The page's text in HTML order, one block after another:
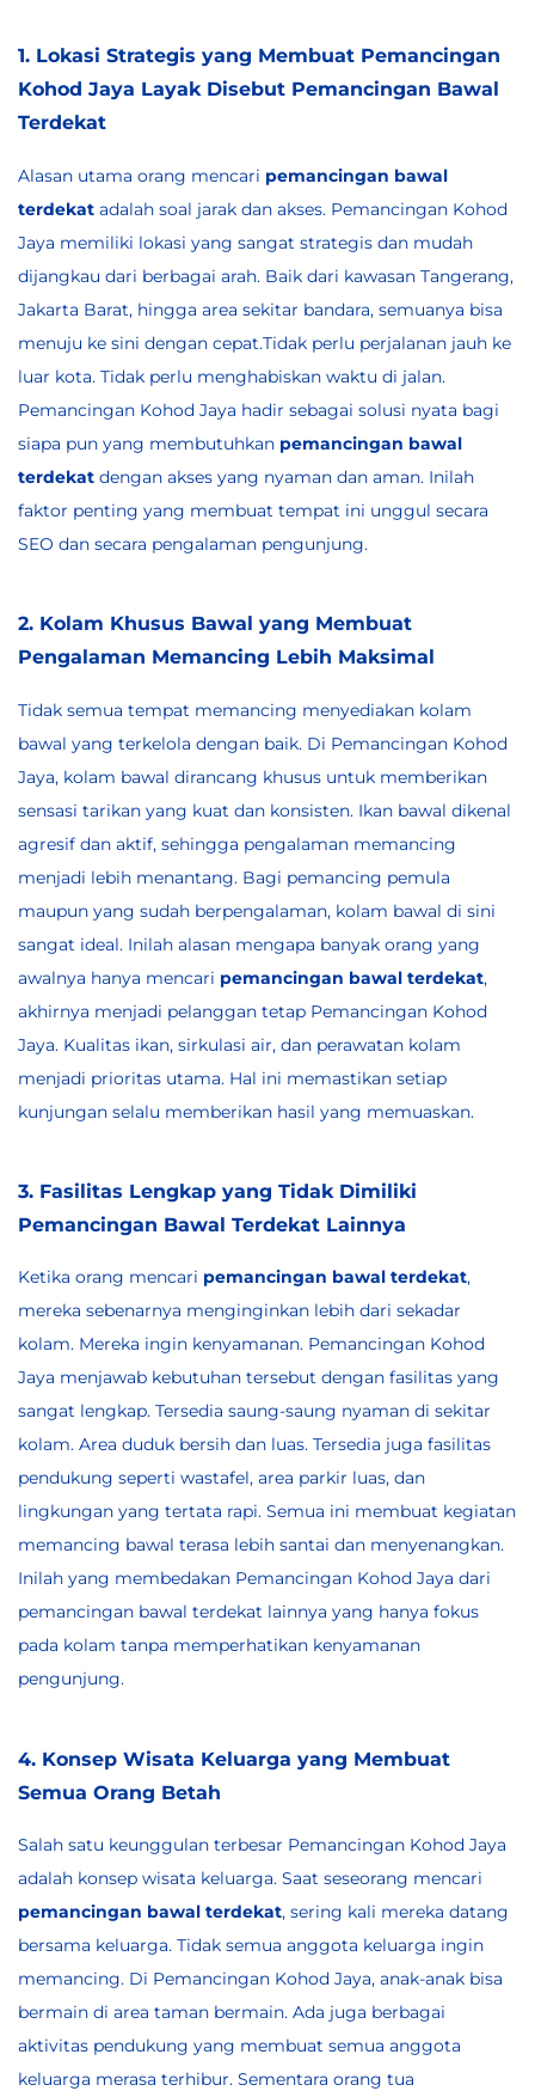
1. Lokasi Strategis yang Membuat Pemancingan
Kohod Jaya Layak Disebut Pemancingan Bawal
Terdekat
Alasan utama orang mencari pemancingan bawal
terdekat adalah soal jarak dan akses. Pemancingan Kohod
Jaya memiliki lokasi yang sangat strategis dan mudah
dijangkau dari berbagai arah. Baik dari kawasan Tangerang,
Jakarta Barat, hingga area sekitar bandara, semuanya bisa
menuju ke sini dengan cepat.Tidak perlu perjalanan jauh ke
luar kota. Tidak perlu menghabiskan waktu di jalan.
Pemancingan Kohod Jaya hadir sebagai solusi nyata bagi
siapa pun yang membutuhkan pemancingan bawal
terdekat dengan akses yang nyaman dan aman. Inilah
faktor penting yang membuat tempat ini unggul secara
SEO dan secara pengalaman pengunjung.
2. Kolam Khusus Bawal yang Membuat
Pengalaman Memancing Lebih Maksimal
Tidak semua tempat memancing menyediakan kolam
bawal yang terkelola dengan baik. Di Pemancingan Kohod
Jaya, kolam bawal dirancang khusus untuk memberikan
sensasi tarikan yang kuat dan konsisten. Ikan bawal dikenal
agresif dan aktif, sehingga pengalaman memancing
menjadi lebih menantang. Bagi pemancing pemula
maupun yang sudah berpengalaman, kolam bawal di sini
sangat ideal. Inilah alasan mengapa banyak orang yang
awalnya hanya mencari pemancingan bawal terdekat,
akhirnya menjadi pelanggan tetap Pemancingan Kohod
Jaya. Kualitas ikan, sirkulasi air, dan perawatan kolam
menjadi prioritas utama. Hal ini memastikan setiap
kunjungan selalu memberikan hasil yang memuaskan.
3. Fasilitas Lengkap yang Tidak Dimiliki
Pemancingan Bawal Terdekat Lainnya
Ketika orang mencari pemancingan bawal terdekat,
mereka sebenarnya menginginkan lebih dari sekadar
kolam. Mereka ingin kenyamanan. Pemancingan Kohod
Jaya menjawab kebutuhan tersebut dengan fasilitas yang
sangat lengkap. Tersedia saung-saung nyaman di sekitar
kolam. Area duduk bersih dan luas. Tersedia juga fasilitas
pendukung seperti wastafel, area parkir luas, dan
lingkungan yang tertata rapi. Semua ini membuat kegiatan
memancing bawal terasa lebih santai dan menyenangkan.
Inilah yang membedakan Pemancingan Kohod Jaya dari
pemancingan bawal terdekat lainnya yang hanya fokus
pada kolam tanpa memperhatikan kenyamanan
pengunjung.
4. Konsep Wisata Keluarga yang Membuat
Semua Orang Betah
Salah satu keunggulan terbesar Pemancingan Kohod Jaya
adalah konsep wisata keluarga. Saat seseorang mencari
pemancingan bawal terdekat, sering kali mereka datang
bersama keluarga. Tidak semua anggota keluarga ingin
memancing. Di Pemancingan Kohod Jaya, anak-anak bisa
bermain di area taman bermain. Ada juga berbagai
aktivitas pendukung yang membuat semua anggota
keluarga merasa terhibur. Sementara orang tua